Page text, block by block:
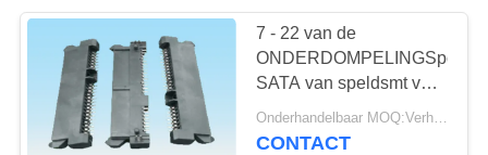
NEWS
SITEMAP
7 - 22 van de
ONDERDOMPELINGSpcb
SATA van speldsmt van
de de Kabelschakelaar
HDD SATA de
CONTACT